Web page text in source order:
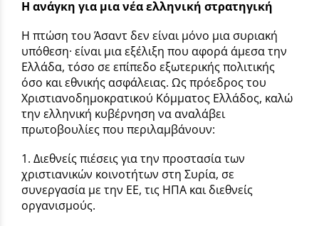
Η ανάγκη για μια νέα ελληνική στρατηγική
Η πτώση του Άσαντ δεν είναι μόνο μια συριακή
υπόθεση· είναι μια εξέλιξη που αφορά άμεσα την
Ελλάδα, τόσο σε επίπεδο εξωτερικής πολιτικής
όσο και εθνικής ασφάλειας. Ως πρόεδρος του
Χριστιανοδημοκρατικού Κόμματος Ελλάδος, καλώ
την ελληνική κυβέρνηση να αναλάβει
πρωτοβουλίες που περιλαμβάνουν:
1. Διεθνείς πιέσειςγια την προστασία των
χριστιανικών κοινοτήτων στη Συρία, σε
συνεργασία με την ΕΕ, τις ΗΠΑ και διεθνείς
οργανισμούς.